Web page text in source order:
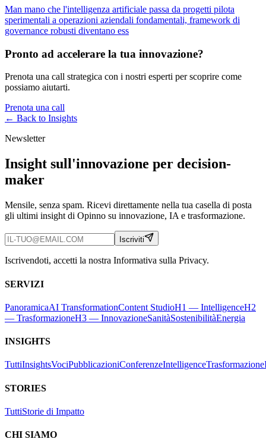
Man mano che l'intelligenza artificiale passa da progetti pilota
sperimentali a operazioni aziendali fondamentali, framework di
governance robusti diventano ess
Pronto ad accelerare la tua innovazione?
Prenota una call strategica con i nostri esperti per scoprire come
possiamo aiutarti.
Prenota una call
← Back to Insights
Newsletter
Insight sull'innovazione per decision-
maker
Mensile, senza spam. Ricevi direttamente nella tua casella di posta
gli ultimi insight di Opinno su innovazione, IA e trasformazione.
Iscriviti
Iscrivendoti, accetti la nostra Informativa sulla Privacy.
SERVIZI
PanoramicaAI TransformationContent StudioH1 — IntelligenceH2
— TrasformazioneH3 — InnovazioneSanitàSostenibilitàEnergia
INSIGHTS
TuttiInsightsVociPubblicazioniConferenzeIntelligenceTrasformazione
STORIES
TuttiStorie di Impatto
CHI SIAMO